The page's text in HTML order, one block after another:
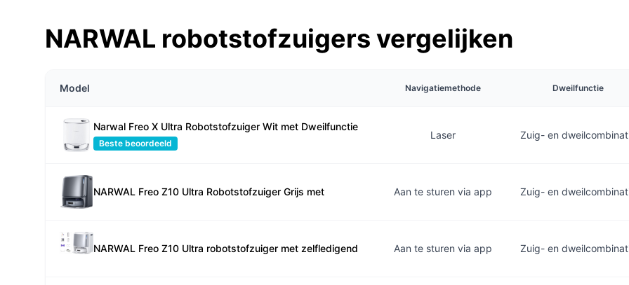
NARWAL robotstofzuigers vergelijken
Model Navigatiemethode Dweilfunctie
Narwal Freo X Ultra Robotstofzuiger Wit met Dweilfunctie
Beste beoordeeld
Laser Zuig- en
NARWAL Freo Z10 Ultra Robotstofzuiger Grijs met Aan te sturen via app Zuig- en
NARWAL Freo Z10 Ultra robotstofzuiger met zelfledigend Aan te sturen via app Zuig- en